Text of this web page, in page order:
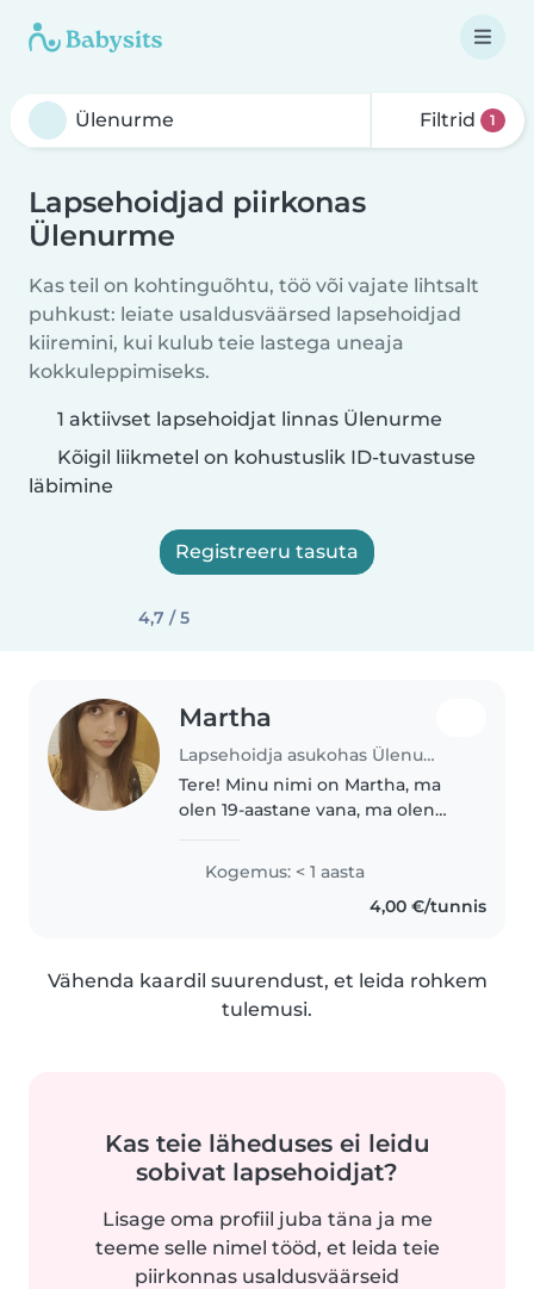
Filtrid 1
Lapsehoidjad piirkonas
Ülenurme
Kas teil on kohtinguõhtu, töö või vajate lihtsalt
puhkust: leiate usaldusväärsed lapsehoidjad
kiiremini, kui kulub teie lastega uneaja
kokkuleppimiseks.
1 aktiivset lapsehoidjat linnas Ülenurme
Kõigil liikmetel on kohustuslik ID-tuvastuse
läbimine
Registreeru tasuta
4,7 / 5
Martha
Lapsehoidja asukohas Ülenurme
Tere! Minu nimi on Martha, ma
olen 19-aastane vana, ma olen
tagasi Eestisse ja minu unistus
on minna ülikooli, kuid
Kogemus: < 1 aasta
4,00 €/tunnis
Vähenda kaardil suurendust, et leida rohkem
tulemusi.
Kas teie läheduses ei leidu
sobivat lapsehoidjat?
Lisage oma profiil juba täna ja me
teeme selle nimel tööd, et leida teie
piirkonnas usaldusväärseid